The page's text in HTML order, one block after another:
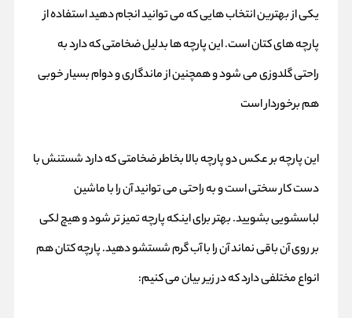
یکی از بهترین انتخاب هایی که می توانید انجام دهید استفاده از
پارچه های کتان است. این پارچه ها بدلیل ضخامتی که دارد به
راحتی گلدوزی می شود و همچنین از ماندگاری و دوام بسیار خوبی
هم برخوردار است
این پارچه بر عکس دو پارچه بالا بخاطر ضخامتی که دارد شستنش با
دست کار سختی است و به راحتی می توانید آن را با ماشین
لباسشویی بشویید. بهتر برای اینکه پارچه تمیز تر شود و هیچ لکی
بر روی آن باقی نماند آن را با آب گرم شستشو دهید. پارچه کتان هم
انواع مختلفی دارد که در زیر بیان می کنیم: